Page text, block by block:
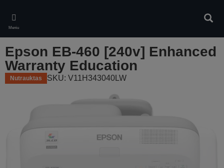
main
content
Meniu
Epson EB-460 [240v] Enhanced
Warranty Education
Nutrauktas SKU: V11H343040LW